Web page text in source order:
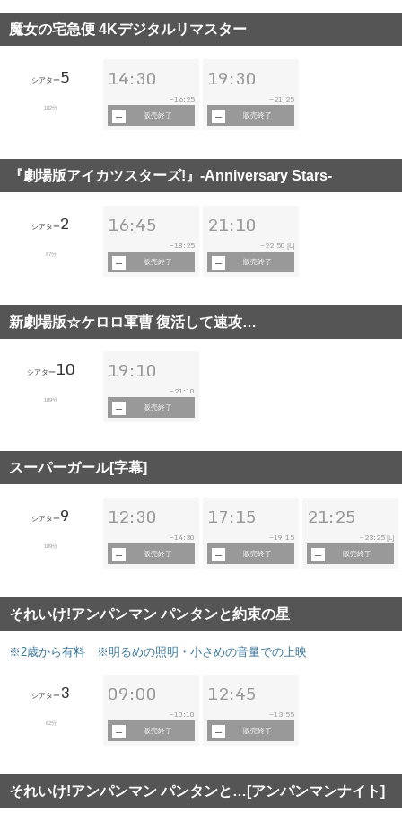
魔女の宅急便 4Kデジタルリマスター
シアター5
102分
14:30
~16:25
販売終了
19:30
~ 21:25
販売終了
『劇場版アイカツスターズ!』-Anniversary Stars-
シアター2
87分
16:45
~ 18:25
販売終了
21:10
~ 22:50 [L]
販売終了
新劇場版☆ケロロ軍曹 復活して速攻…
シアター10
109分
19:10
~ 21:10
販売終了
スーパーガール[字幕]
シアター9
109分
12:30
~14:30
販売終了
17:15
~19:15
販売終了
21:25
~ 23:25 [L]
販売終了
それいけ!アンパンマン パンタンと約束の星
※2歳から有料 ※明るめの照明・小さめの音量での上映
シアター 3
62分
09:00
~10:10
販売終了
12:45
~13:55
販売終了
それいけ!アンパンマン パンタンと…[アンパンマンナイト]